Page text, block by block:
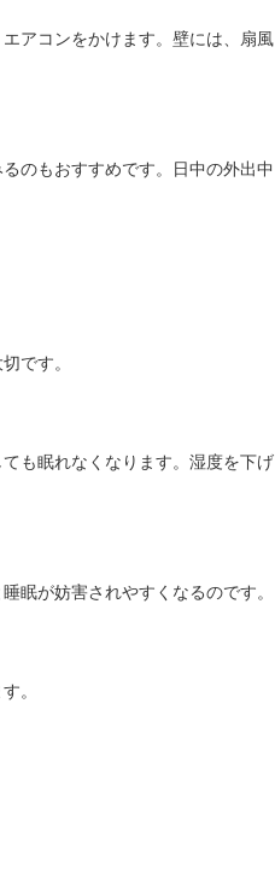
アコンをかけます。壁には、扇風
のもおすすめです。日中の外出中
です。
も眠れなくなります。湿度を下げ
眠が妨害されやすくなるのです。
。